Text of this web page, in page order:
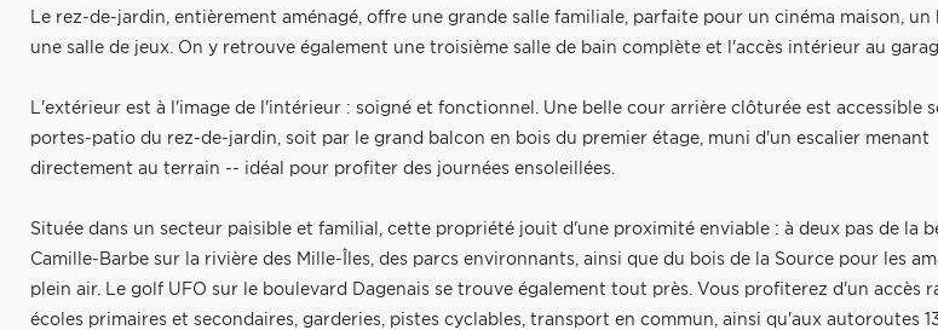
Le rez-de-jardin, entièrement aménagé, offre une grande salle familiale, parfaite pour un cinéma maison, un
une salle de jeux. On y retrouve également une troisième salle de bain complète et l'accès intérieur au
L'extérieur est à l'image de l'intérieur : soigné et fonctionnel. Une belle cour arrière clôturée est accessible
portes-patio du rez-de-jardin, soit par le grand balcon en bois du premier étage, muni d'un escalier menant
directement au terrain -- idéal pour profiter des journées ensoleillées.
Située dans un secteur paisible et familial, cette propriété jouit d'une proximité enviable : à deux pas de la
Camille-Barbe sur la rivière des Mille-Îles, des parcs environnants, ainsi que du bois de la Source pour les
plein air. Le golf UFO sur le boulevard Dagenais se trouve également tout près. Vous profiterez d'un accès
écoles primaires et secondaires, garderies, pistes cyclables, transport en commun, ainsi qu'aux autoroutes